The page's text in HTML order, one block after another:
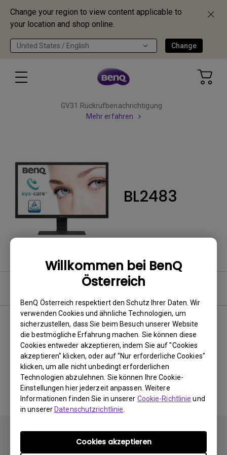
Change your region to view content applicable to
your location and shop online.
United States / English Change
Willkommen bei BenQ
Österreich
BenQ Österreich respektiert den Schutz Ihrer Daten. Wir
verwenden Cookies und ähnliche Technologien, um
sicherzustellen, dass Sie beim Besuch unserer Website
die bestmögliche Erfahrung machen. Sie können diese
Cookies entweder akzeptieren, indem Sie auf "Cookies
akzeptieren" klicken, oder auf "Nur erforderliche Cookies"
klicken, um alle nicht unbedingt erforderlichen
Technologien abzulehnen. Sie können Ihre Cookie-
Einstellungen hier jederzeit anpassen. Weitere
Informationen finden Sie in unserer Cookie-Richtlinie und
in unsererDatenschutzrichtlinie
Cookies akzeptieren
GV31 Rückrufbenachrichtigung
Mehr erfahren
BL2483
0 Ergebnisse Neuestes
Keine passenden Videos